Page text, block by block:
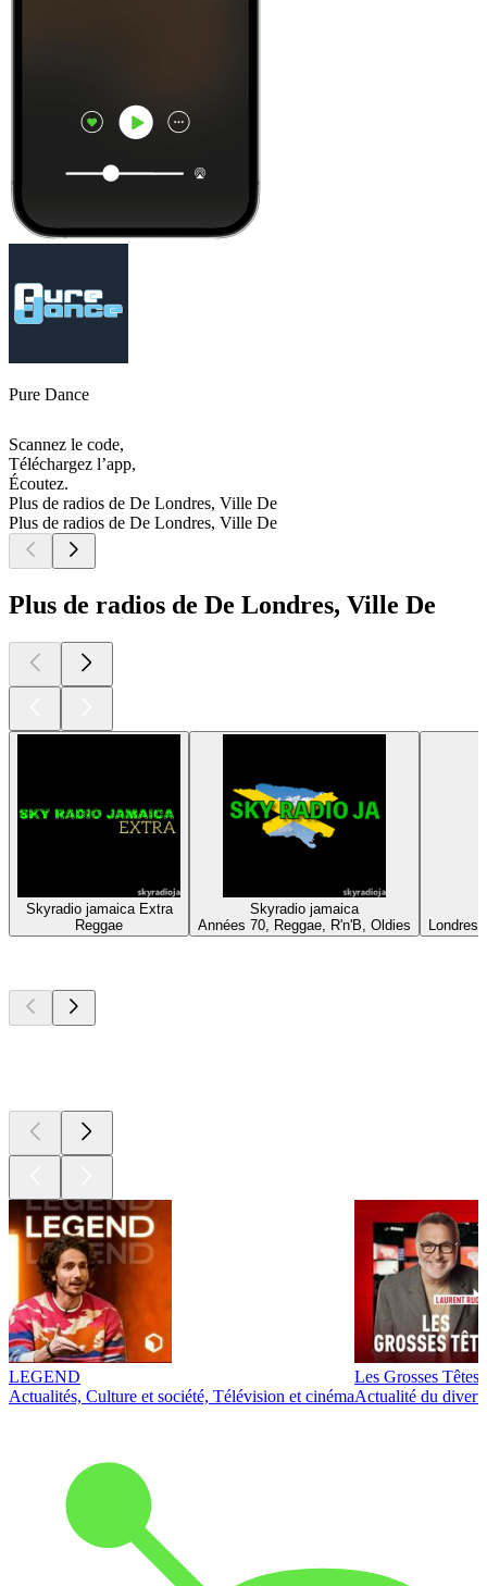
Pure Dance
Scannez le code,
Téléchargez l’app,
Écoutez.
Plus de radios de De Londres, Ville De
Plus de radios de De Londres, Ville De
Plus de radios de De Londres, Ville De
Skyradio jamaica Extra
Reggae
Skyradio jamaica
Années 70, Reggae, R'n'B, Oldies
LEGEND
Actualités, Culture et société, Télévision et cinéma
Les Grosses Têtes
Actualité du